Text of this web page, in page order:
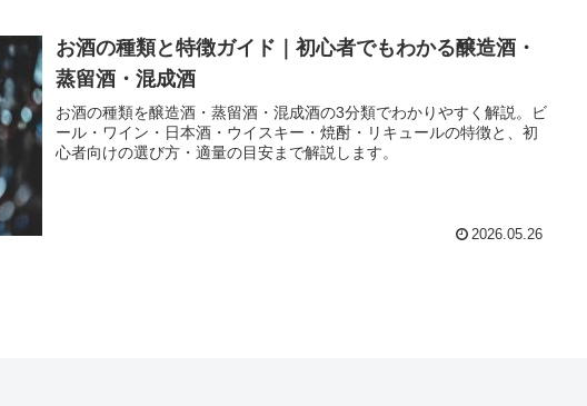
お酒の種類と特徴ガイド｜初心者でもわかる醸造酒・
蒸留酒・混成酒
お酒の種類を醸造酒・蒸留酒・混成酒の3分類でわかりやすく解説。ビ
ール・ワイン・日本酒・ウイスキー・焼酎・リキュールの特徴と、初
心者向けの選び方・適量の目安まで解説します。
2026.05.26